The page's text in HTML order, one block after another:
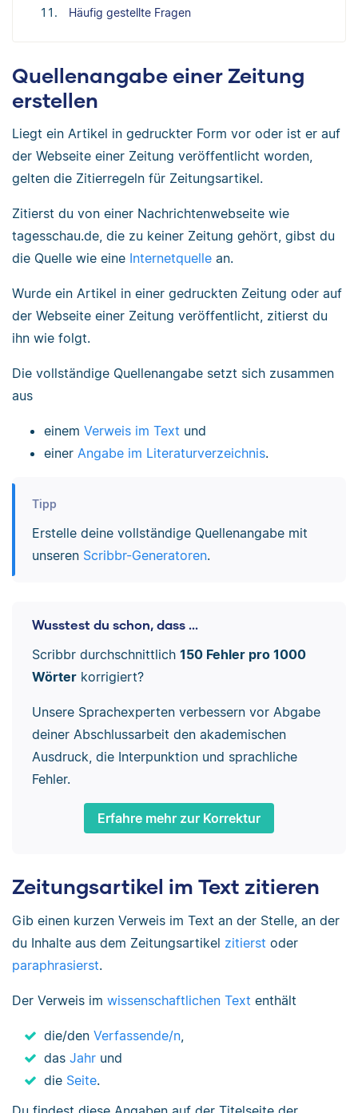
Häufig gestellte Fragen
Quellenangabe einer Zeitung
erstellen
Liegt ein Artikel in gedruckter Form vor oder ist er auf
der Webseite einer Zeitung veröffentlicht worden,
gelten die Zitierregeln für Zeitungsartikel.
Zitierst du von einer Nachrichtenwebseite wie
tagesschau.de, die zu keiner Zeitung gehört, gibst du
die Quelle wie eine Internetquelle an.
Wurde ein Artikel in einer gedruckten Zeitung oder auf
der Webseite einer Zeitung veröffentlicht, zitierst du
ihn wie folgt.
Die vollständige Quellenangabe setzt sich zusammen
aus
einem Verweis im Text und
einer Angabe im Literaturverzeichnis.
Tipp
Erstelle deine vollständige Quellenangabe mit
unseren Scribbr-Generatoren.
Wusstest du schon, dass ...
Scribbr durchschnittlich 150 Fehler pro 1000
Wörterkorrigiert?
Unsere Sprachexperten verbessern vor Abgabe
deiner Abschlussarbeit den akademischen
Ausdruck, die Interpunktion und sprachliche
Fehler.
Erfahre mehr zur Korrektur
Zeitungsartikel im Text zitieren
Gib einen kurzen Verweis im Text an der Stelle, an der
du Inhalte aus dem Zeitungsartikel zitierst oder
paraphrasierst.
Der Verweis im wissenschaftlichen Text enthält
die/den Verfassende/n,
das Jahr und
die Seite.